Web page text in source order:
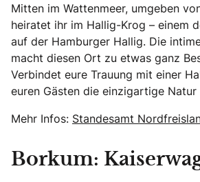
Mitten im Wattenmeer, umgeben
heiratet ihr im Hallig-Krog – einem
auf der Hamburger Hallig. Die
macht diesen Ort zu etwas ganz
Verbindet eure Trauung mit einer
euren Gästen die einzigartige Natur
Mehr Infos: Standesamt
Borkum: